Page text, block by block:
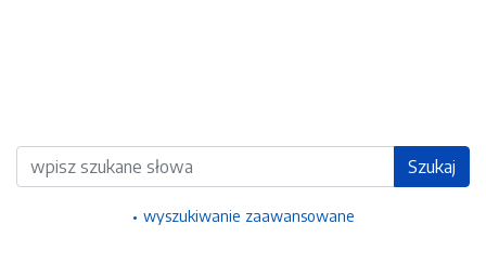
Wyszukiwarka Szukaj
wyszukiwanie zaawansowane